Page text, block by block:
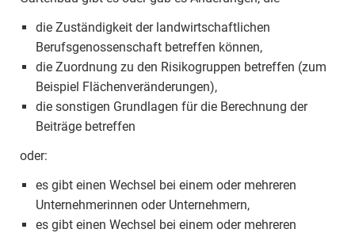
die Zuständigkeit der landwirtschaftlichen
Berufsgenossenschaft betreffen können,
die Zuordnung zu den Risikogruppen betreffen (zum
Beispiel Flächenveränderungen),
die sonstigen Grundlagen für die Berechnung der
Beiträge betreffen
oder:
es gibt einen Wechsel bei einem oder mehreren
Unternehmerinnen oder Unternehmern,
es gibt einen Wechsel bei einem oder mehreren